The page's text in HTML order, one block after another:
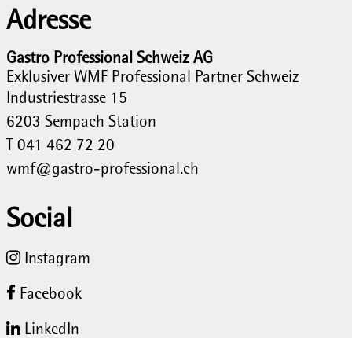
Adresse
Gastro Professional Schweiz AG
Exklusiver WMF Professional Partner Schweiz
Industriestrasse 15
6203 Sempach Station
T 041 462 72 20
wmf@gastro-professional.ch
Social
Instagram
Facebook
LinkedIn